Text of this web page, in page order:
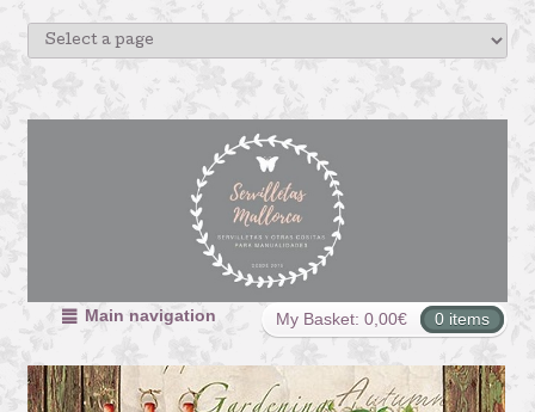
My Basket: 0,00€ 0 items
Main navigation